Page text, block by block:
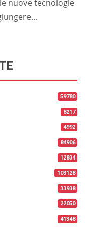
nuove tecnologie
59780
8217
4992
84906
12834
103128
33938
22050
41348